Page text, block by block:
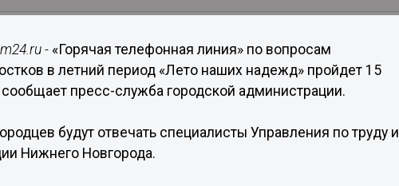
- «Горячая телефонная линия» по вопросам
в летний период «Лето наших надежд» пройдет 15
пресс-служба городской администрации.
будут отвечать специалисты Управления по труду и
Нижнего Новгорода.